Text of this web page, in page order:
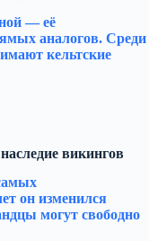
— её
аналогов. Среди
кельтские
викингов
он изменился
могут свободно